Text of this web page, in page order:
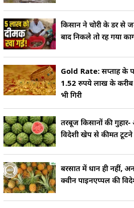
किसान ने चोरी के डर से
बाद निकले तो रह गया
Gold Rate: सप्ताह के
1.52 रुपये लाख के करीब
भी गिरी
तरबूज किसानों की
विदेशी खेप से कीमत टूटने
बरसात में धान ही नहीं,
क्वीन पाइनएप्पल की